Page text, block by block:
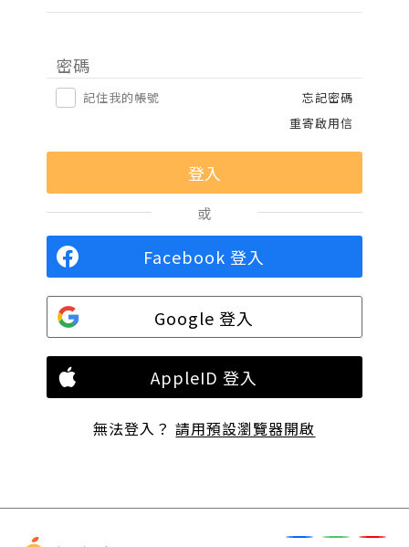
密碼
記住我的帳號
忘記密碼
重寄啟用信
或
Facebook 登入
Google 登入
AppleID 登入
無法登入？請用預設瀏覽器開啟